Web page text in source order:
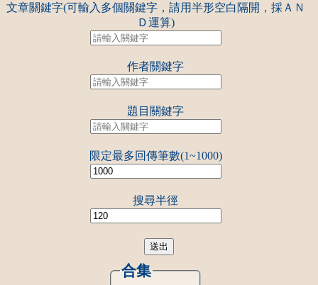
文章關鍵字(可輸入多個關鍵字，請用半形空白隔開，採ＡＮ
Ｄ運算)
作者關鍵字
題目關鍵字
限定最多回傳筆數(1~1000)
搜尋半徑
送出
合集